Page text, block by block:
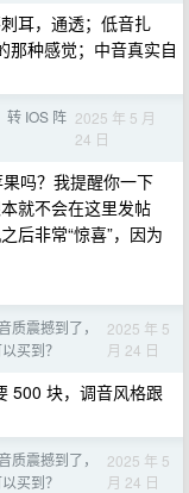
耳，通透；低音扎
那种感觉；中音真实自
转 IOS 阵 2025 年 5 月
24 日
吗？我提醒你一下
就不会在这里发帖
后非常“惊喜”，因为
质震撼到了，
买到？
2025 年 5
月 24 日
500 块，调音风格跟
质震撼到了，
买到？
2025 年 5
月 24 日